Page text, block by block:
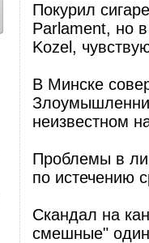
Покурил
Parlament, но
Kozel,
В Минске
неизвестном
Проблемы в
по истечению
Скандал на
смешные" один